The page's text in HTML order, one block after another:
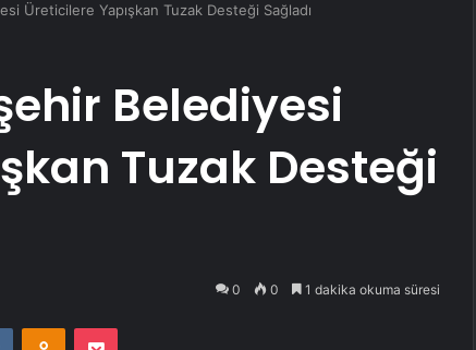
Üreticilere Yapışkan Tuzak Desteği Sağladı
Belediyesi
Tuzak Desteği
0 0 1 dakika okuma süresi
VKontakteOdnoklassniki
Pocket